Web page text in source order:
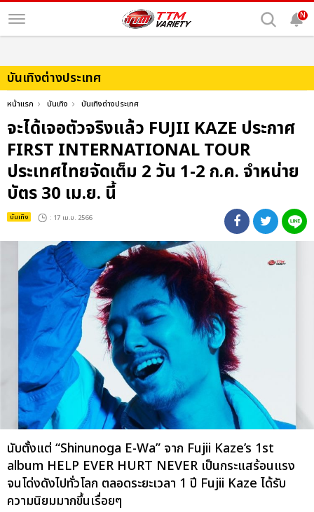
N
บันเทิงต่างประเทศ
หน้าแรก บันเทิง บันเทิงต่างประเทศ
จะได้เจอตัวจริงแล้ว FUJII KAZE ประกาศ
FIRST INTERNATIONAL TOUR
ประเทศไทยจัดเต็ม 2 วัน 1-2 ก.ค. จำหน่าย
บัตร 30 เม.ย. นี้
บันเทิง : 17 เม.ย. 2566
นับตั้งแต่ “Shinunoga E-Wa” จาก Fujii Kaze’s 1st
album HELP EVER HURT NEVER เป็นกระแสร้อนแรง
จนโด่งดังไปทั่วโลก ตลอดระยะเวลา 1 ปี Fujii Kaze ได้รับ
ความนิยมมากขึ้นเรื่อยๆ